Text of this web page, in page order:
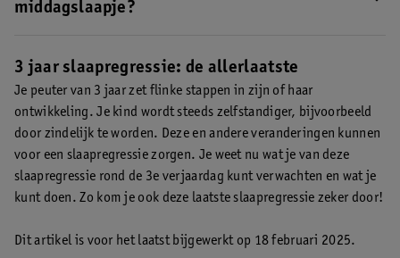
middagslaapje?
net na de lunch plaats. Je kind gaat dan tussen 12.00 en 13.00
3 jaar slaapregressie: de allerlaatste
Je peuter van 3 jaar zet flinke stappen in zijn of haar
ontwikkeling. Je kind wordt steeds zelfstandiger, bijvoorbeeld
door zindelijk te worden. Deze en andere veranderingen kunnen
voor een slaapregressie zorgen. Je weet nu wat je van deze
slaapregressie rond de 3e verjaardag kunt verwachten en wat je
kunt doen. Zo kom je ook deze laatste slaapregressie zeker door!
Dit artikel is voor het laatst bijgewerkt op 18 februari 2025.